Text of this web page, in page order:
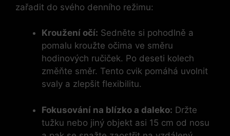
zařadit do svého denního režimu:
Kroužení očí: Sedněte si pohodlně a
pomalu kroužte očima ve směru
hodinových ručiček. Po deseti kolech
změňte směr. Tento cvik pomáhá uvolnit
svaly a zlepšit flexibilitu.
Fokusování na blízko a daleko: Držte
tužku nebo jiný objekt asi 15 cm od nosu